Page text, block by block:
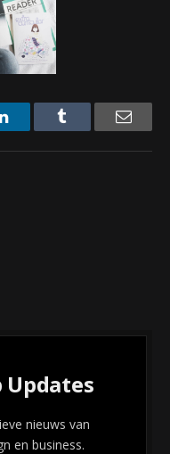
LinkedIn Email
Updates
nieuws van
en business.